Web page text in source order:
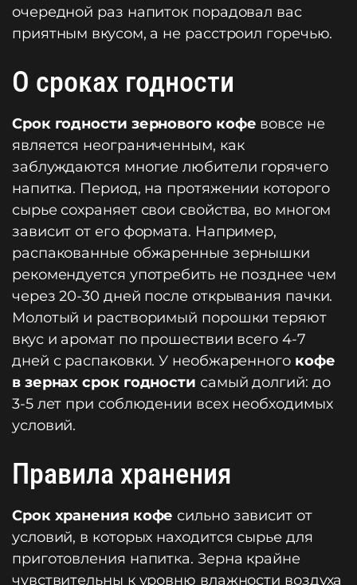
очередной раз напиток порадовал вас
приятным вкусом, а не расстроил горечью.
О сроках годности
Срок годности зернового кофе вовсе не
является неограниченным, как
заблуждаются многие любители горячего
напитка. Период, на протяжении которого
сырье сохраняет свои свойства, во многом
зависит от его формата. Например,
распакованные обжаренные зернышки
рекомендуется употребить не позднее чем
через 20-30 дней после открывания пачки.
Молотый и растворимый порошки теряют
вкус и аромат по прошествии всего 4-7
дней с распаковки. У необжаренного кофе
в зернах срок годности самый долгий: до
3-5 лет при соблюдении всех необходимых
условий.
Правила хранения
Срок хранения кофе сильно зависит от
условий, в которых находится сырье для
приготовления напитка. Зерна крайне
чувствительны к уровню влажности воздуха